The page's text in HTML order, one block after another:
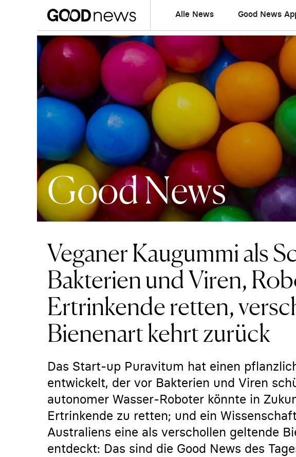
Alle News Good News
Good News
Veganer Kaugummi als
Bakterien und Viren,
Ertrinkende retten,
Bienenart kehrt zurück
Das Start-up Puravitum hat einen
entwickelt, der vor Bakterien und Viren
autonomer Wasser-Roboter könnte in
Ertrinkende zu retten; und ein
Australiens eine als verschollen geltende
entdeckt: Das sind die Good News des